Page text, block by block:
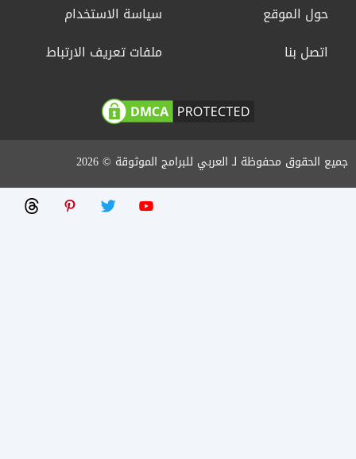
حول الموقع
اتصل بنا
سياسة الاستخدام
ملفات تعريف الارتباط
جميع الحقوق محفوظة لـ العربي للبرامج الموثوقة © 2026